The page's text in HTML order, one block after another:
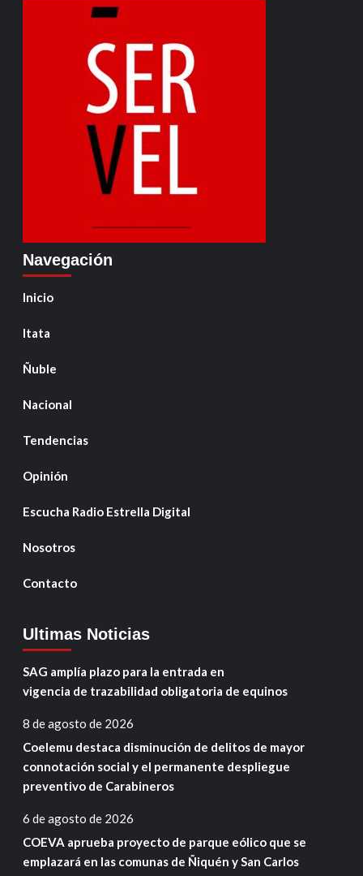
Navegación
Inicio
Itata
Ñuble
Nacional
Tendencias
Opinión
Escucha Radio Estrella Digital
Nosotros
Contacto
Ultimas Noticias
SAG amplía plazo para la entrada en
vigencia de trazabilidad obligatoria de equinos
8 de agosto de 2026
Coelemu destaca disminución de delitos de mayor
connotación social y el permanente despliegue
preventivo de Carabineros
6 de agosto de 2026
COEVA aprueba proyecto de parque eólico que se
emplazará en las comunas de Ñiquén y San Carlos